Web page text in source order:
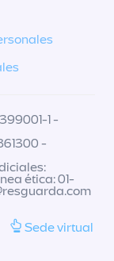
1 -
-
ética: 01-
Sede virtual